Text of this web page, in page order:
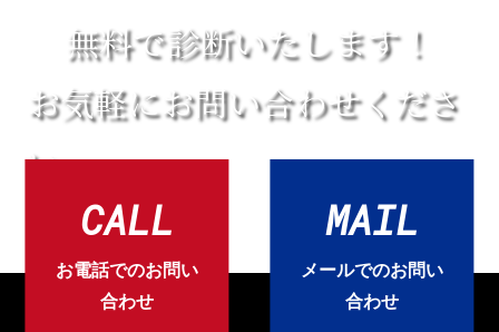
無料で診断いたします！
お気軽にお問い合わせくださ
い
CALL
お電話でのお問い
合わせ
MAIL
メールでのお問い
合わせ